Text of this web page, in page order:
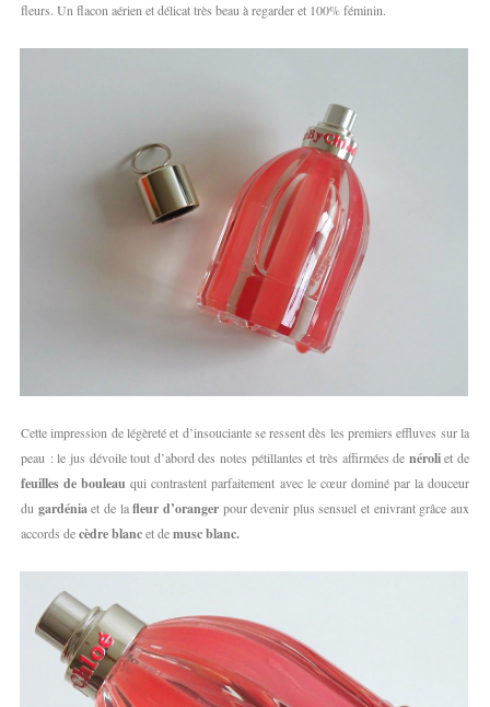
fleurs. Un flacon aérien et délicat très beau à regarder et 100% féminin.
Cette impression de légèreté et d’insouciante se ressent dès les premiers effluves sur la
peau : le jus dévoile tout d’abord des notes pétillantes et très affirmées de néroliet de
feuilles de bouleau qui contrastent parfaitement avec le cœur dominé par la douceur
du gardénia et de lafleur d’orangerpour devenir plus sensuel et enivrant grâce aux
accords decèdre blancet demusc blanc.